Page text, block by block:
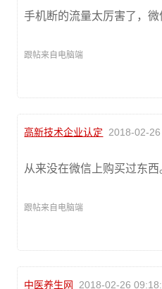
手机断的流量太厉害了，
跟帖来自电脑端
高新技术企业认定 2018-02-
从来没在微信上购买过东西
跟帖来自电脑端
中医养生网 2018-02-26